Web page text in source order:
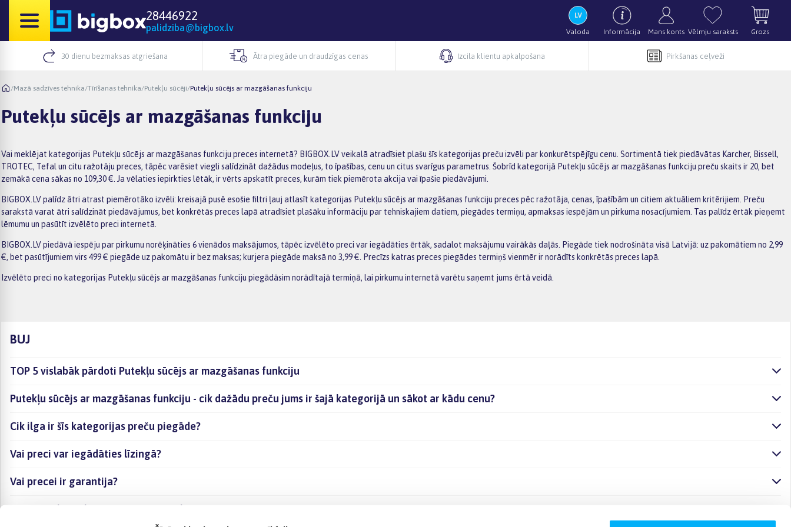
28446922
palidziba@bigbox.lv Valoda Informācija Mans konts Vēlmju saraksts Grozs
30 dienu bezmaksas atgriešana Ātra piegāde un draudzīgas cenas Izcila klientu apkalpošana Pirkšanas ceļveži
/Mazā sadzīves tehnika/Tīrīšanas tehnika/Putekļu sūcēji/Putekļu sūcējs ar mazgāšanas funkciju
Putekļu sūcējs ar mazgāšanas funkciju
Vai meklējat kategorijas Putekļu sūcējs ar mazgāšanas funkciju preces internetā? BIGBOX.LV veikalā atradīsiet plašu šīs kategorijas preču izvēli par konkurētspējīgu cenu. Sortimentā tiek piedāvātas Karcher, Bissell,
TROTEC, Tefal un citu ražotāju preces, tāpēc varēsiet viegli salīdzināt dažādus modeļus, to īpašības, cenu un citus svarīgus parametrus. Šobrīd kategorijā Putekļu sūcējs ar mazgāšanas funkciju preču skaits ir 20, bet
zemākā cena sākas no 109,30 €. Ja vēlaties iepirkties lētāk, ir vērts apskatīt preces, kurām tiek piemērota akcija vai īpašie piedāvājumi.
BIGBOX.LV palīdz ātri atrast piemērotāko izvēli: kreisajā pusē esošie filtri ļauj atlasīt kategorijas Putekļu sūcējs ar mazgāšanas funkciju preces pēc ražotāja, cenas, īpašībām un citiem aktuāliem kritērijiem. Preču
sarakstā varat ātri salīdzināt piedāvājumus, bet konkrētās preces lapā atradīsiet plašāku informāciju par tehniskajiem datiem, piegādes termiņu, apmaksas iespējām un pirkuma nosacījumiem. Tas palīdz ērtāk pieņemt
lēmumu un pasūtīt izvēlēto preci internetā.
BIGBOX.LV piedāvā iespēju par pirkumu norēķināties 6 vienādos maksājumos, tāpēc izvēlēto preci var iegādāties ērtāk, sadalot maksājumu vairākās daļās. Piegāde tiek nodrošināta visā Latvijā: uz pakomātiem no 2,99
€, bet pasūtījumiem virs 499 € piegāde uz pakomātu ir bez maksas; kurjera piegāde maksā no 3,99 €. Precīzs katras preces piegādes termiņš vienmēr ir norādīts konkrētās preces lapā.
Izvēlēto preci no kategorijas Putekļu sūcējs ar mazgāšanas funkciju piegādāsim norādītajā termiņā, lai pirkumu internetā varētu saņemt jums ērtā veidā.
BUJ
TOP 5 vislabāk pārdoti Putekļu sūcējs ar mazgāšanas funkciju
Putekļu sūcējs ar mazgāšanas funkciju - cik dažādu preču jums ir šajā kategorijā un sākot ar kādu cenu?
Cik ilga ir šīs kategorijas preču piegāde?
Vai preci var iegādāties līzingā?
Vai precei ir garantija?
Kā visērtāk izvēlēties sev piemērotāko preci?